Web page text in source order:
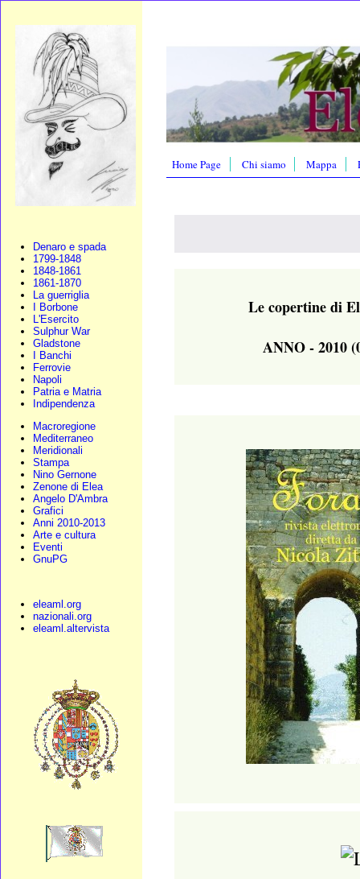
Denaro e spada
1799-1848
1848-1861
1861-1870
La guerriglia
I Borbone
L'Esercito
Sulphur War
Gladstone
I Banchi
Ferrovie
Napoli
Patria e Matria
Indipendenza
Macroregione
Mediterraneo
Meridionali
Stampa
Nino Gernone
Zenone di Elea
Angelo D'Ambra
Grafici
Anni 2010-2013
Arte e cultura
Eventi
GnuPG
eleaml.org
nazionali.org
eleaml.altervista
Home Page Chi siamo Mappa
Le copertine di
ANNO - 2010